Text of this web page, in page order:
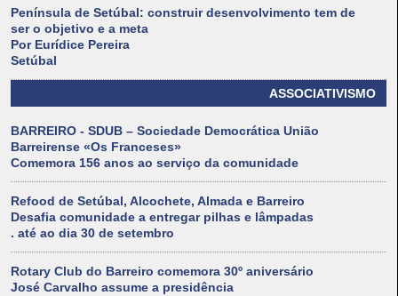
Península de Setúbal: construir desenvolvimento tem de
ser o objetivo e a meta
Por Eurídice Pereira
Setúbal
ASSOCIATIVISMO
BARREIRO - SDUB – Sociedade Democrática União
Barreirense «Os Franceses»
Comemora 156 anos ao serviço da comunidade
Refood de Setúbal, Alcochete, Almada e Barreiro
Desafia comunidade a entregar pilhas e lâmpadas
. até ao dia 30 de setembro
Rotary Club do Barreiro comemora 30º aniversário
José Carvalho assume a presidência